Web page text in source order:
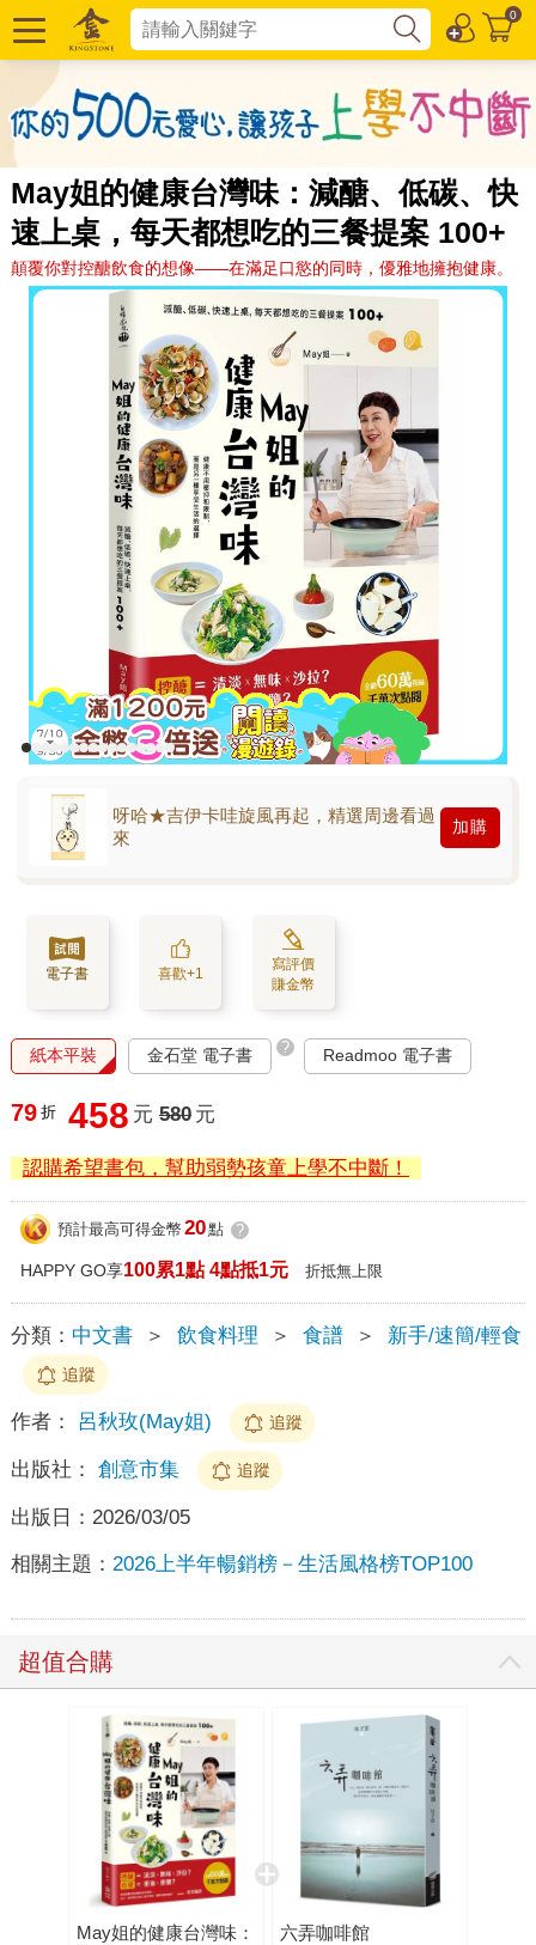
0
May姐的健康台灣味：減醣、低碳、快
速上桌，每天都想吃的三餐提案 100+
顛覆你對控醣飲食的想像——在滿足口慾的同時，優雅地擁抱健康。
呀哈★吉伊卡哇旋風再起，精選周邊看過
來
加購
電子書 喜歡+1
寫評價
賺金幣
紙本平裝 金石堂 電子書 ? Readmoo 電子書
79 折 458 元 580 元
認購希望書包，幫助弱勢孩童上學不中斷！
預計最高可得金幣 20點 ?
HAPPY GO享100累1點 4點抵1元 折抵無上限
分類： 中文書 ＞ 飲食料理 ＞ 食譜 ＞ 新手/速簡/輕食
追蹤
作者： 呂秋玫(May姐) 追蹤
出版社： 創意市集 追蹤
出版日： 2026/03/05
相關主題： 2026上半年暢銷榜－生活風格榜TOP100
超值合購
May姐的健康台灣味：
六弄咖啡館